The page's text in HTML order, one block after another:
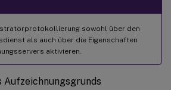
sowohl über den
als auch über die Eigenschaften
aktivieren.